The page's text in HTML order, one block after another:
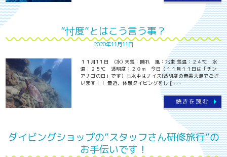
”忖度”とはこう言う事？
2020年11月11日
１１月1１日 (水) 天気：晴れ 風：北東 気温：２４℃ 水
温：２５℃ 透明度：２０ｍ 今日（１１月１１日は「チン
アナゴの日」です）も水中はナイス!透明度の奄美大島でござ
います！！ 最近、体験ダイビングをし [……
続きを読む
ダイビングショップの”スタッフさん研修旅行”の
お手伝いです！